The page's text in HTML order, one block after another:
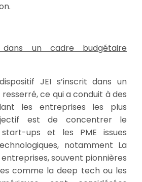
un cadre budgétaire
JEI s’inscrit dans un
ce qui a conduit à des
les entreprises les plus
est de concentrer le
ups et les PME issues
notamment La
souvent pionnières
comme la deep tech ou les